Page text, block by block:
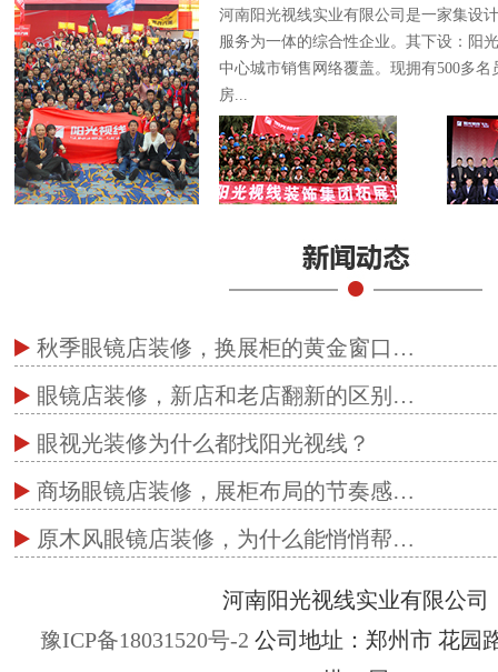
河南阳光视线实业有限公司是一家集设
服务为一体的综合性企业。其下设：阳
中心城市销售网络覆盖。现拥有500多
房...
秋季眼镜店装修，换展柜的黄金窗口…
眼镜店装修，新店和老店翻新的区别…
眼视光装修为什么都找阳光视线？
商场眼镜店装修，展柜布局的节奏感…
原木风眼镜店装修，为什么能悄悄帮…
河南阳光视线实业有限公司
豫ICP备18031520号-2 公司地址：郑州市 花园